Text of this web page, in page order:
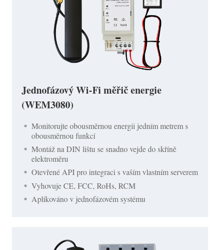
Jednofázový Wi-Fi měřič energie
(WEM3080)
Monitorujte obousměrnou energii jedním metrem s
obousměrnou funkcí
Montáž na DIN lištu se snadno vejde do skříně
elektroměru
Otevřené API pro integraci s vaším vlastním serverem
Vyhovuje CE, FCC, RoHs, RCM
Aplikováno v jednofázovém systému